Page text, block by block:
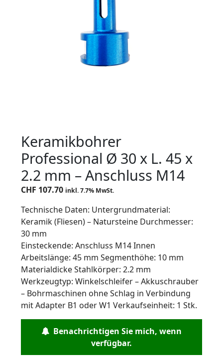
Keramikbohrer
Professional Ø 30 x L. 45 x
2.2 mm – Anschluss M14
CHF 107.70 inkl. 7.7% MwSt.
Technische Daten: Untergrundmaterial:
Keramik (Fliesen) – Natursteine Durchmesser:
30 mm
Einsteckende: Anschluss M14 Innen
Arbeitslänge: 45 mm Segmenthöhe: 10 mm
Materialdicke Stahlkörper: 2.2 mm
Werkzeugtyp: Winkelschleifer – Akkuschrauber
– Bohrmaschinen ohne Schlag in Verbindung
mit Adapter B1 oder W1 Verkaufseinheit: 1 Stk.
Benachrichtigen Sie mich, wenn
verfügbar.